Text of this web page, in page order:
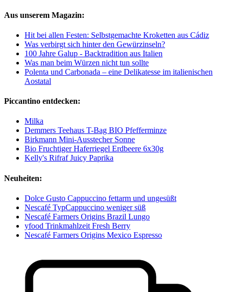
Aus unserem Magazin:
Hit bei allen Festen: Selbstgemachte Kroketten aus Cádiz
Was verbirgt sich hinter den Gewürzinseln?
100 Jahre Galup - Backtradition aus Italien
Was man beim Würzen nicht tun sollte
Polenta und Carbonada – eine Delikatesse im italienischen
Aostatal
Piccantino entdecken:
Milka
Demmers Teehaus T-Bag BIO Pfefferminze
Birkmann Mini-Ausstecher Sonne
Bio Fruchtiger Haferriegel Erdbeere 6x30g
Kelly's Rifraf Juicy Paprika
Neuheiten:
Dolce Gusto Cappuccino fettarm und ungesüßt
Nescafé TypCappuccino weniger süß
Nescafé Farmers Origins Brazil Lungo
yfood Trinkmahlzeit Fresh Berry
Nescafé Farmers Origins Mexico Espresso